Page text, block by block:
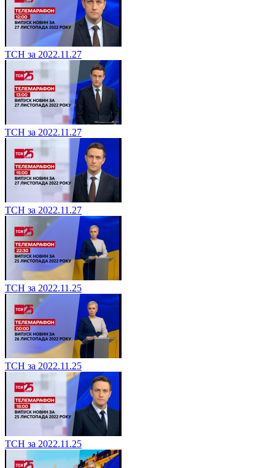
ТСН за 2022.11.27
ТСН за 2022.11.27
ТСН за 2022.11.27
ТСН за 2022.11.25
ТСН за 2022.11.25
ТСН за 2022.11.25